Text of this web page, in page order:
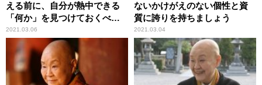
える前に、自分が熱中できる
「何か」を見つけておくべき
です
2021.03.06
ないかけがえのない個性と資
質に誇りを持ちましょう
2021.03.04